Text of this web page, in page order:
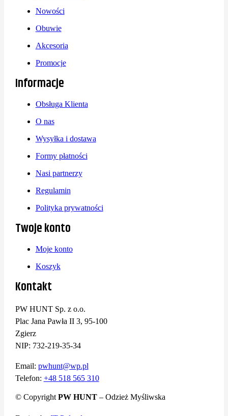
Nowości
Obuwie
Akcesoria
Promocje
Informacje
Obsługa Klienta
O nas
Wysyłka i dostawa
Formy płatności
Nasi partnerzy
Regulamin
Polityka prywatności
Twoje konto
Moje konto
Koszyk
Kontakt
PW HUNT Sp. z o.o.
Plac Jana Pawła II 3, 95-100
Zgierz
NIP: 732-219-35-34
Email: pwhunt@wp.pl
Telefon: +48 518 565 310
© Copyright PW HUNT– Odzież Myśliwska